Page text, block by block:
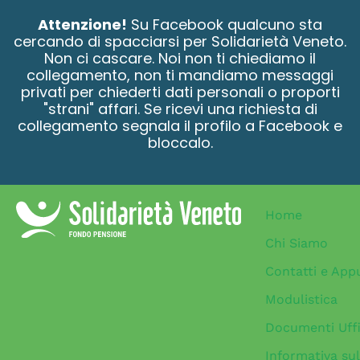
Attenzione! Su Facebook qualcuno sta
cercando di spacciarsi per Solidarietà Veneto.
Non ci cascare. Noi non ti chiediamo il
collegamento, non ti mandiamo messaggi
privati per chiederti dati personali o proporti
"strani" affari. Se ricevi una richiesta di
collegamento segnala il profilo a Facebook e
bloccalo.
Home
Chi Siamo
Contatti e
Modulistica
Documenti
Informativa